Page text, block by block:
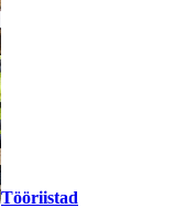
Tööriistad